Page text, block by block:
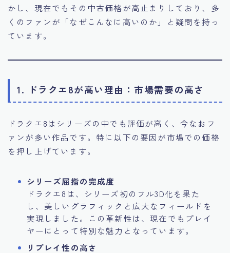
かし、現在でもその中古価格が高止まりしており、多
くのファンが「なぜこんなに高いのか」と疑問を持っ
ています。
1. ドラクエ8が高い理由：市場需要の高さ
ドラクエ8はシリーズの中でも評価が高く、今なおフ
ァンが多い作品です。特に以下の要因が市場での価格
を押し上げています。
シリーズ屈指の完成度
ドラクエ8は、シリーズ初のフル3D化を果た
し、美しいグラフィックと広大なフィールドを
実現しました。この革新性は、現在でもプレイ
ヤーにとって特別な魅力となっています。
リプレイ性の高さ